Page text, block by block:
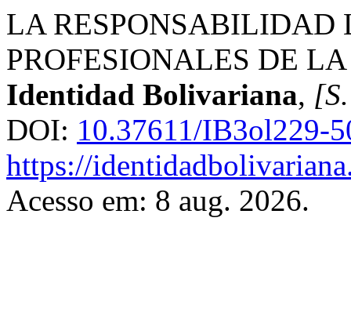
LA RESPONSABILIDAD
PROFESIONALES DE
Identidad Bolivariana,
DOI: 10.37611/IB3ol229-
https://
Acesso em: 8 aug. 2026.